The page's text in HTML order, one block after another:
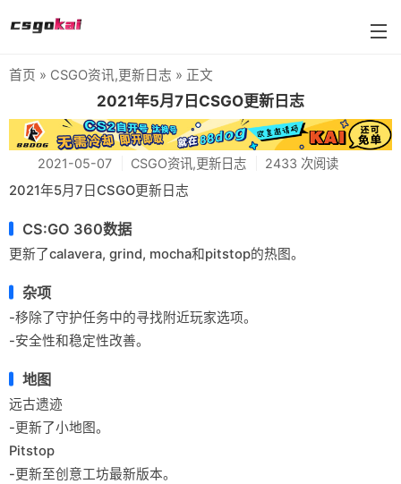
farmskins
88dog
flamecases
88hash-jp
首页 » CSGO资讯,更新日志 » 正文
2021年5月7日CSGO更新日志
2021-05-07 CSGO资讯,更新日志 2433 次阅读
2021年5月7日CSGO更新日志
CS:GO 360数据
更新了calavera, grind, mocha和pitstop的热图。
杂项
-移除了守护任务中的寻找附近玩家选项。
-安全性和稳定性改善。
地图
远古遗迹
-更新了小地图。
Pitstop
-更新至创意工坊最新版本。